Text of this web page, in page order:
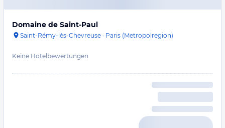
Domaine de Saint-Paul
Saint-Rémy-lès-Chevreuse · Paris (Metropolregion)
Keine Hotelbewertungen